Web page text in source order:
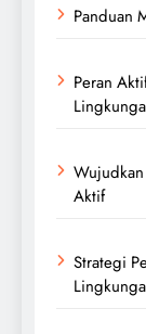
Panduan
Peran
Aktif
Strategi